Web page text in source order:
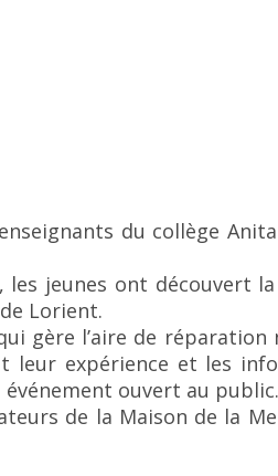
du collège
les jeunes ont découvert
Lorient.
gère l’aire de réparation
leur expérience et les
ouvert au public.
de la Maison de la